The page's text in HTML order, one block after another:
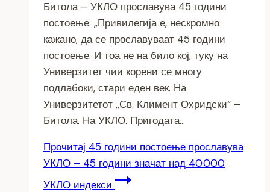
Битола – УКЛО прославува 45 години
постоење. „Привилегија е, нескромно
кажано, да се прославуваат 45 години
постоење. И тоа не на било кој, туку на
Универзитет чии корени се многу
подлабоки, стари еден век. На
Универзитетот ,,Св. Климент Охридски“ –
Битола. На УКЛО. Пригодата…
Прочитај 45 години постоење прославува
УКЛО – 45 години значат над 40.000
УКЛО индекси